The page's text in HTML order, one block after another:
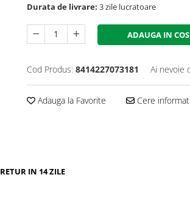
Durata de livrare: 3 zile lucratoare
ADAUGA IN COS
Cod Produs: 8414227073181 Ai nevoie
Adauga la Favorite Cere
RETUR IN 14 ZILE